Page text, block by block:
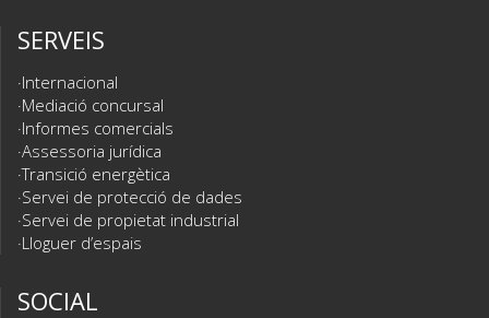
SERVEIS
Internacional
Mediació concursal
Informes comercials
Assessoria jurídica
Transició energètica
Servei de protecció de dades
Servei de propietat industrial
Lloguer d’espais
SOCIAL